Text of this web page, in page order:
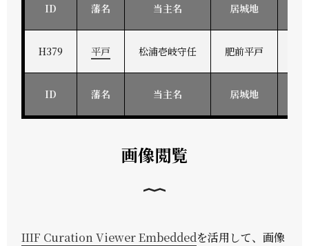
ID 藩名 当主名 居城地
H379 平戸 松浦壱岐守任 肥前平戸
ID 藩名 当主名 居城地
画像閲覧
IIIF Curation Viewer Embeddedを活用して、画像